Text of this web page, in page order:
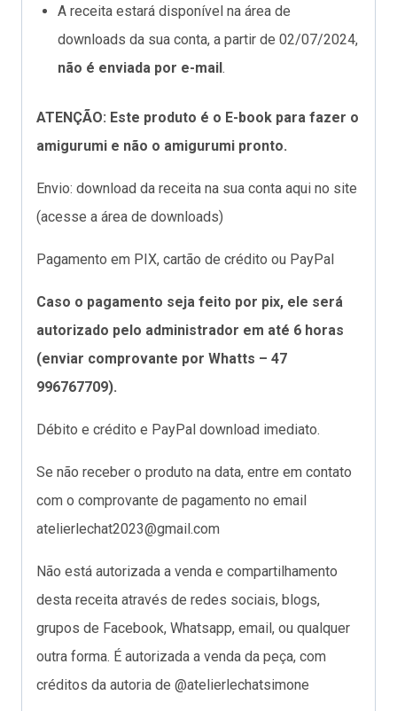
A receita estará disponível na área de
downloads da sua conta, a partir de 02/07/2024,
não é enviada por e-mail.
ATENÇÃO: Este produto é o E-book para fazer o
amigurumi e não o amigurumi pronto.
Envio: download da receita na sua conta aqui no site
(acesse a área de downloads)
Pagamento em PIX, cartão de crédito ou PayPal
Caso o pagamento seja feito por pix, ele será
autorizado pelo administrador em até 6 horas
(enviar comprovante por Whatts – 47
996767709).
Débito e crédito e PayPal download imediato.
Se não receber o produto na data, entre em contato
com o comprovante de pagamento no email
atelierlechat2023@gmail.com
Não está autorizada a venda e compartilhamento
desta receita através de redes sociais, blogs,
grupos de Facebook, Whatsapp, email, ou qualquer
outra forma. É autorizada a venda da peça, com
créditos da autoria de @atelierlechatsimone